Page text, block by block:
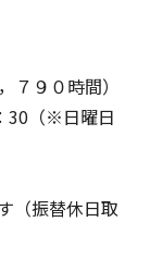
７９０時間）
30（※日曜日
（振替休日取